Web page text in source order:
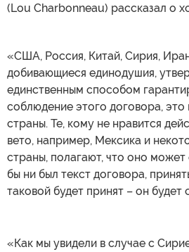
(Lou Charbonneau) рассказал о
«США, Россия, Китай, Сирия,
добивающиеся единодушия,
единственным способом
соблюдение этого договора, это
страны. Те, кому не нравится
вето, например, Мексика и
страны, полагают, что оно может
бы ни был текст договора,
таковой будет принят – он будет
«Как мы увидели в случае с